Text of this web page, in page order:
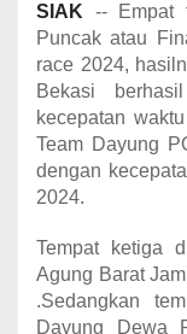
SIAK -- Empat
Puncak atau
race 2024,
Bekasi
kecepatan
Team Dayung
dengan
2024.
Tempat ketiga
Agung Barat
.Sedangkan
Dayung Dewa